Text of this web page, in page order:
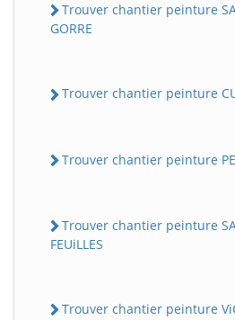
Trouver chantier peinture
GORRE
Trouver chantier peinture
Trouver chantier peinture
Trouver chantier peinture
FEUiLLES
Trouver chantier peinture